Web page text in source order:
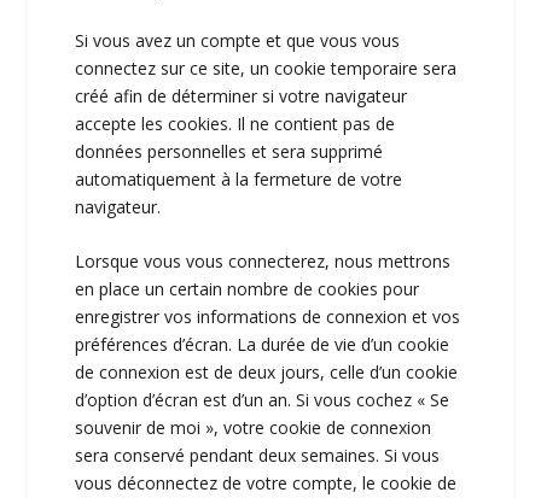
Si vous avez un compte et que vous vous
connectez sur ce site, un cookie temporaire sera
créé afin de déterminer si votre navigateur
accepte les cookies. Il ne contient pas de
données personnelles et sera supprimé
automatiquement à la fermeture de votre
navigateur.
Lorsque vous vous connecterez, nous mettrons
en place un certain nombre de cookies pour
enregistrer vos informations de connexion et vos
préférences d’écran. La durée de vie d’un cookie
de connexion est de deux jours, celle d’un cookie
d’option d’écran est d’un an. Si vous cochez « Se
souvenir de moi », votre cookie de connexion
sera conservé pendant deux semaines. Si vous
vous déconnectez de votre compte, le cookie de